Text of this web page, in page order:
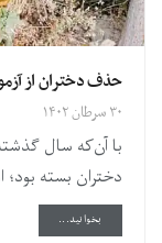
حذف دختران از
۳۰ سرطان ۱۴۰۲
با آن‌که سال
دختران بسته بود؛
بخوانید...